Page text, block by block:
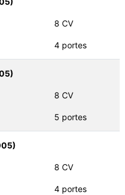
8 CV
4 portes
8 CV
5 portes
8 CV
4 portes